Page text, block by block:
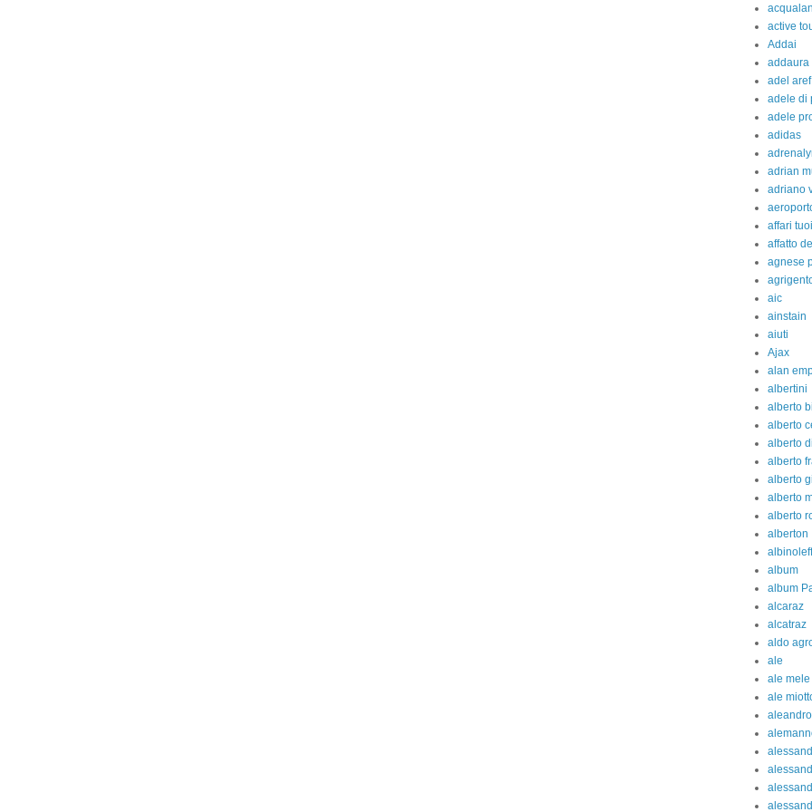
active
Addai
addaura
adel aref
adele di
adele
adidas
adrian
adriano
affari tuoi
affatto
agnese
aic
ainstain
aiuti
Ajax
alan
albertini
alberto
alberto
alberto
alberto
alberto
alberto
alberto
alberton
album
album
alcaraz
alcatraz
aldo
ale
ale mele
ale